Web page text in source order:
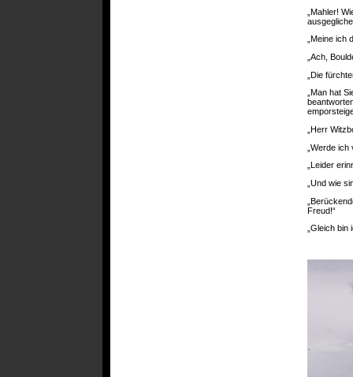
„Mahler!
„Meine ich
„Ach,
„Die
„Man hat
„Herr
„Werde
„Leider
„Und wie
Freud!“
„Gleich